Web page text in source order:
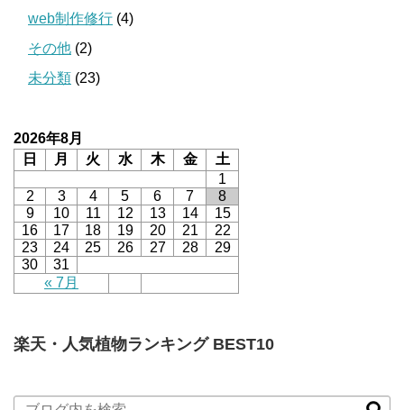
web制作修行 (4)
その他 (2)
未分類 (23)
2026年8月
日
月 火 水 木 金 土
« 7月
1
2
3 4 5 6 7
8
9
10 11 12 13 14
15
16
17 18 19 20 21
22
23
24 25 26 27 28
29
30
31
楽天・人気植物ランキング BEST10